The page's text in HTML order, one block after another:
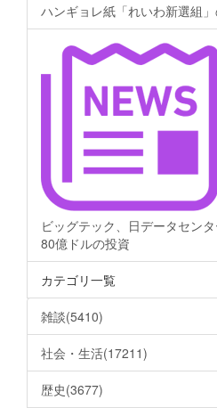
ハンギョレ紙「れいわ新選組
ビッグテック、日データセン
80億ドルの投資
カテゴリ一覧
雑談(5410)
社会・生活(17211)
歴史(3677)